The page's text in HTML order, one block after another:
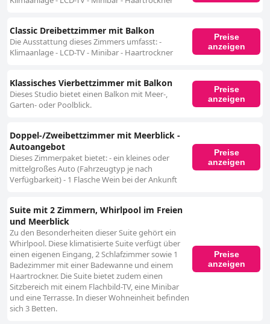
Classic Dreibettzimmer mit Balkon
Die Ausstattung dieses Zimmers umfasst: -
Klimaanlage - LCD-TV - Minibar - Haartrockner
Preise
anzeigen
Klassisches Vierbettzimmer mit Balkon
Dieses Studio bietet einen Balkon mit Meer-,
Garten- oder Poolblick.
Preise
anzeigen
Doppel-/Zweibettzimmer mit Meerblick -
Autoangebot
Dieses Zimmerpaket bietet: - ein kleines oder
mittelgroßes Auto (Fahrzeugtyp je nach
Verfügbarkeit) - 1 Flasche Wein bei der Ankunft
Preise
anzeigen
Suite mit 2 Zimmern, Whirlpool im Freien
und Meerblick
Zu den Besonderheiten dieser Suite gehört ein
Whirlpool. Diese klimatisierte Suite verfügt über
einen eigenen Eingang, 2 Schlafzimmer sowie 1
Badezimmer mit einer Badewanne und einem
Haartrockner. Die Suite bietet zudem einen
Sitzbereich mit einem Flachbild-TV, eine Minibar
und eine Terrasse. In dieser Wohneinheit befinden
sich 3 Betten.
Preise
anzeigen